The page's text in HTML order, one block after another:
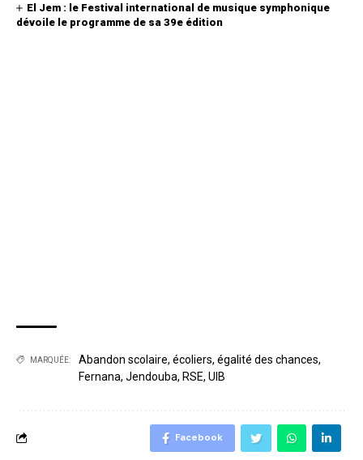
El Jem : le Festival international de musique symphonique
dévoile le programme de sa 39e édition
MARQUÉE: Abandon scolaire, écoliers, égalité des chances,
Fernana, Jendouba, RSE, UIB
Facebook